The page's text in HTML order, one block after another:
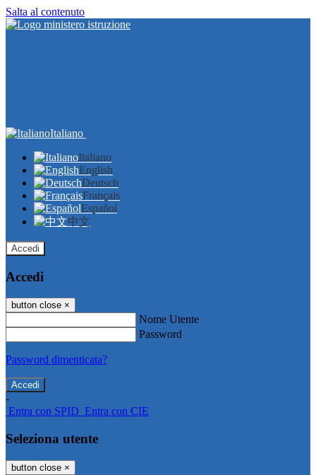
Salta al contenuto
Italiano
Italiano
English
Deutsch
Français
Español
中文
Accedi
Accedi
button close ×
Nome Utente
Password
Password dimenticata?
-
Entra con SPID Entra con CIE
Seleziona utente
button close ×